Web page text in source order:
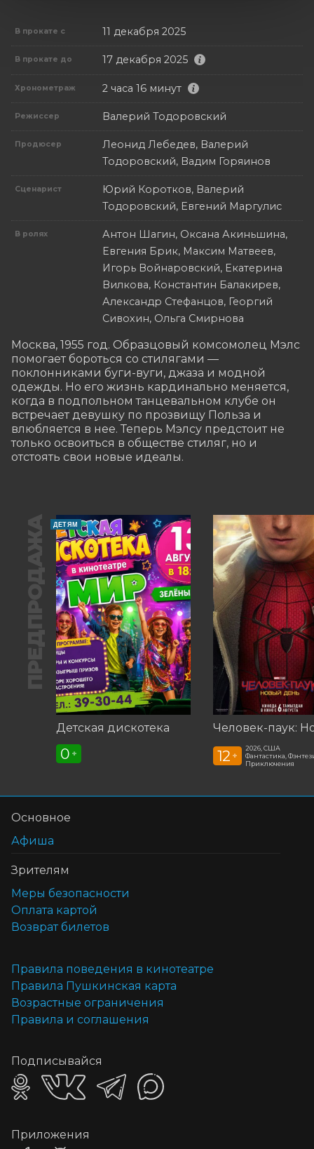
В прокате с 11 декабря 2025
В прокате до 17 декабря 2025
Хронометраж 2 часа 16 минут
Режиссер Валерий Тодоровский
Продюсер
Леонид Лебедев, Валерий
Тодоровский, Вадим Горяинов
Сценарист
Юрий Коротков, Валерий
Тодоровский, Евгений Маргулис
В ролях
Антон Шагин, Оксана Акиньшина,
Евгения Брик, Максим Матвеев,
Игорь Войнаровский, Екатерина
Вилкова, Константин Балакирев,
Александр Стефанцов, Георгий
Сивохин, Ольга Смирнова
Москва, 1955 год. Образцовый комсомолец Мэлс
помогает бороться со стилягами —
поклонниками буги-вуги, джаза и модной
одежды. Но его жизнь кардинально меняется,
когда в подпольном танцевальном клубе он
встречает девушку по прозвищу Польза и
влюбляется в нее. Теперь Мэлсу предстоит не
только освоиться в обществе стиляг, но и
отстоять свои новые идеалы.
ПРЕДПРОДАЖА ДЕТЯМ
Детская дискотека
0 + 12 +
2026, США
Фантастика,
Приключения
Основное
Афиша
Зрителям
Меры безопасности
Оплата картой
Возврат билетов
Правила поведения в кинотеатре
Правила Пушкинская карта
Возрастные ограничения
Правила и соглашения
Подписывайся
Приложения